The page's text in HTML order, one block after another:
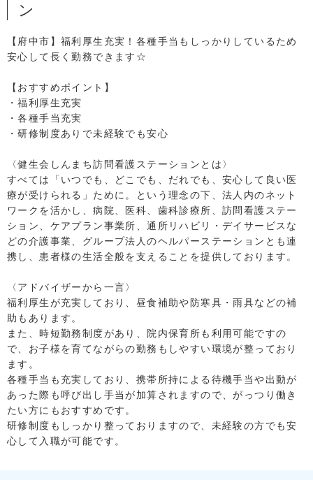
ン
【府中市】福利厚生充実！各種手当もしっかりしているため
安心して長く勤務できます☆
【おすすめポイント】
・福利厚生充実
・各種手当充実
・研修制度ありで未経験でも安心
〈健生会しんまち訪問看護ステーションとは〉
すべては「いつでも、どこでも、だれでも、安心して良い医
療が受けられる」ために。という理念の下、法人内のネット
ワークを活かし、病院、医科、歯科診療所、訪問看護ステー
ション、ケアプラン事業所、通所リハビリ・デイサービスな
どの介護事業、グループ法人のヘルパーステーションとも連
携し、患者様の生活全般を支えることを提供しております。
〈アドバイザーから一言〉
福利厚生が充実しており、昼食補助や防寒具・雨具などの補
助もあります。
また、時短勤務制度があり、院内保育所も利用可能ですの
で、お子様を育てながらの勤務もしやすい環境が整っており
ます。
各種手当も充実しており、携帯所持による待機手当や出動が
あった際も呼び出し手当が加算されますので、がっつり働き
たい方にもおすすめです。
研修制度もしっかり整っておりますので、未経験の方でも安
心して入職が可能です。